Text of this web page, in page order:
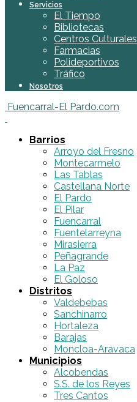
Servicios
El Tiempo
Bibliotecas
Centros Culturales
Farmacias
Polideportivos
Tráfico
Nosotros
Fuencarral-El Pardo.com
Barrios
Arroyo del Fresno
Montecarmelo
Las Tablas
Castellana Norte
El Pardo
El Pilar
Fuencarral
Fuentelarreyna
Mirasierra
Peñagrande
La Paz
El Goloso
Distritos
Valdebebas
Sanchinarro
Hortaleza
Barajas
Moncloa-Aravaca
Municipios
Alcobendas
S.S. de los Reyes
Tres Cantos